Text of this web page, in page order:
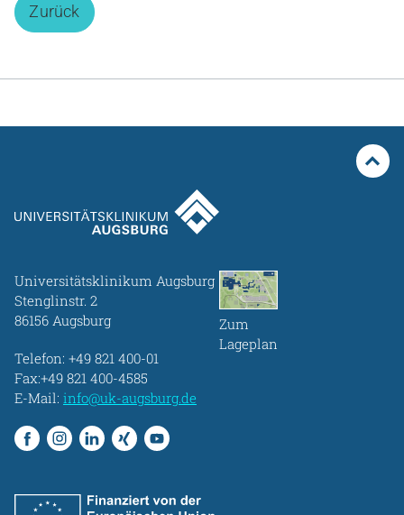
Zurück
Universitätsklinikum Augsburg
Stenglinstr. 2
86156 Augsburg
Telefon: +49 821 400-01
Fax:+49 821 400-4585
E-Mail: info@uk-augsburg.de
Zum
Lageplan